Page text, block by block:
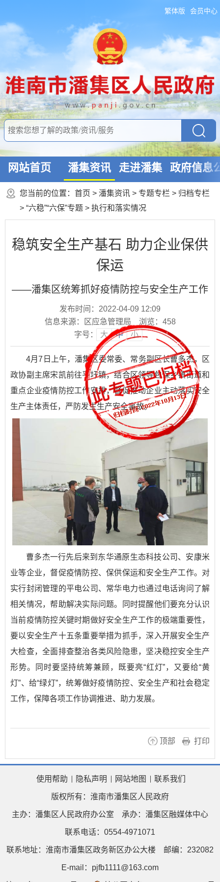
繁体版 会员中心
网站首页 潘集资讯 走进潘集 政府信息
您当前的位置： 首页 > 潘集资讯 > 专题专栏 > 归档专栏
> “六稳”“六保”专题 > 执行和落实情况
稳筑安全生产基石 助力企业保供
保运
——潘集区统筹抓好疫情防控与安全生产工作
发布时间：2022-04-09 12:09
信息来源：区应急管理局
浏览： 458
字号：
大 中 小
4月7日上午，潘集区委常委、常务副区长曹多杰，区
政协副主席宋凯前往平圩镇，结合区领导包保乡镇街道和
重点企业疫情防控工作安排，督促推动企业主动落实安全
生产主体责任，严防发生生产安全事故。
曹多杰一行先后来到东华通原生态科技公司、安康米
业等企业，督促疫情防控、保供保运和安全生产工作。对
实行封闭管理的平电公司、常华电力也通过电话询问了解
相关情况，帮助解决实际问题。同时提醒他们要充分认识
当前疫情防控关键时期做好安全生产工作的极端重要性，
要以安全生产十五条重要举措为抓手，深入开展安全生产
大检查，全面排查整治各类风险隐患，坚决稳控安全生产
形势。同时要坚持统筹兼顾，既要亮“红灯”，又要给“黄
灯”、给“绿灯”，统筹做好疫情防控、安全生产和社会稳定
工作，保障各项工作协调推进、助力发展。
顶部 打印
使用帮助 隐私声明 网站地图 联系我们
版权所有：淮南市潘集区人民政府
主办：潘集区人民政府办公室 承办：潘集区融媒体中心
联系电话：0554-4971071
联系地址：淮南市潘集区政务新区办公大楼 邮编：232082
E-mail：pjfb1111@163.com